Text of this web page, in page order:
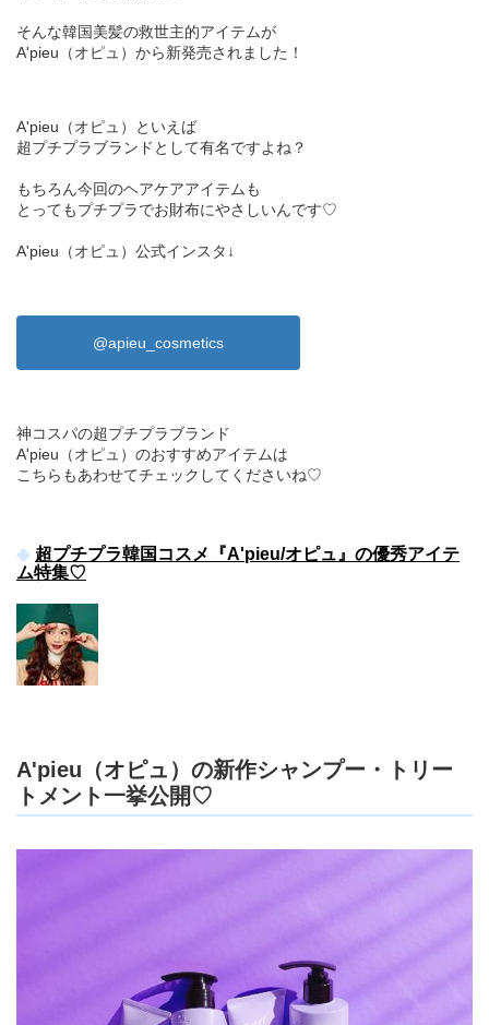
そんな韓国美髪の救世主的アイテムが
A'pieu（オピュ）から新発売されました！
A'pieu（オピュ）といえば
超プチプラブランドとして有名ですよね？
もちろん今回のヘアケアアイテムも
とってもプチプラでお財布にやさしいんです♡
A'pieu（オピュ）公式インスタ↓
@apieu_cosmetics
神コスパの超プチプラブランド
A'pieu（オピュ）のおすすめアイテムは
こちらもあわせてチェックしてくださいね♡
超プチプラ韓国コスメ『A'pieu/オピュ』の優秀アイテ
ム特集♡
A'pieu（オピュ）の新作シャンプー・トリー
トメント一挙公開♡